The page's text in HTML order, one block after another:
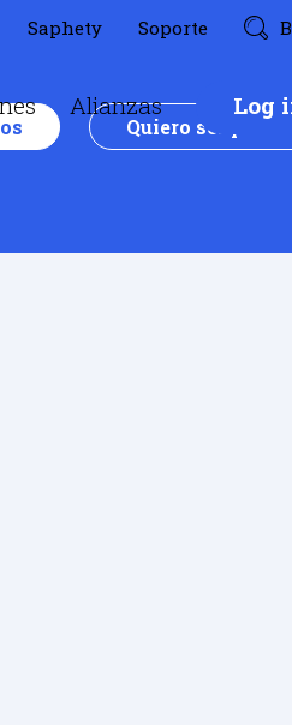
Soporte
Saphety
Alianzas Log
Quiero ser partner